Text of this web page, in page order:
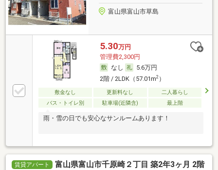
富山県富山市草島
5.30万円
管理費2,300円
なし
5.6万円
2階 / 2LDK（57.01m2）
敷金なし 更新料なし
二人暮らし
バス・トイレ別
駐車場(近隣含) 最上階
雨・雪の日でも安心なサンルームあります！
賃貸アパート
富山県富山市千原崎２丁目 築2年3ヶ月 2階